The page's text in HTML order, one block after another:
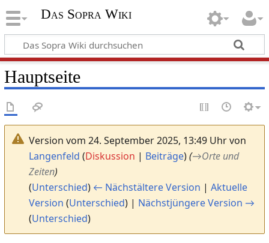
Das Sopra Wiki
Hauptseite
Version vom 24. September 2025, 13:49 Uhr von
Langenfeld (Diskussion | Beiträge)(→Orte und
Zeiten)
(Unterschied) ← Nächstältere Version | Aktuelle
Version (Unterschied) | Nächstjüngere Version →
(Unterschied)